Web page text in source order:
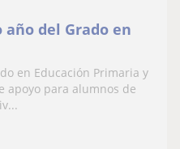
del Grado en
en Educación Primaria y
apoyo para alumnos de